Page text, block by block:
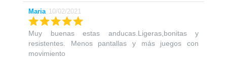
Maria 10/02/2021
Muy buenas estas anducas.Ligeras,bonitas y
resistentes. Menos pantallas y más juegos con
movimiento